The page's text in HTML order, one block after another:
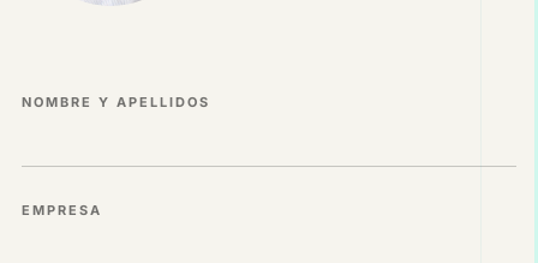
NOMBRE Y APELLIDOS
EMPRESA